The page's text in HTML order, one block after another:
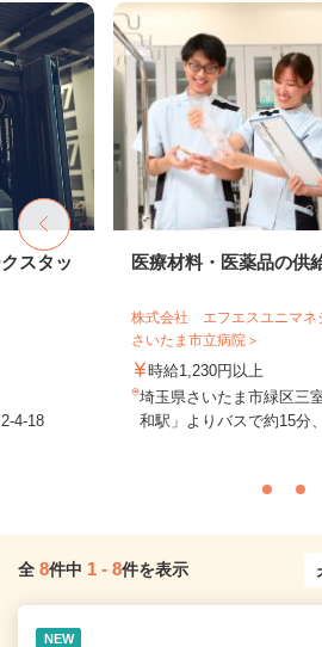
スタッ
4-18
医療材料・医薬品の供
株式会社 エフエスユニマ
さいたま市立病院＞
時給1,230円以上
埼玉県さいたま市緑区三
和駅」よりバスで約15分
全 8件中 1 - 8件を表示
NEW